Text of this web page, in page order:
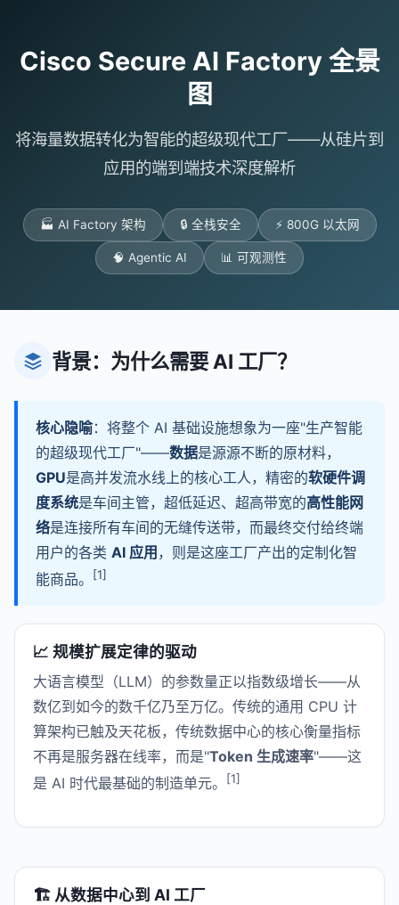
Cisco Secure AI Factory 全景
图
将海量数据转化为智能的超级现代工厂——从硅片到
应用的端到端技术深度解析
🏭 AI Factory 架构 🔒 全栈安全 ⚡ 800G 以太网
🧠 Agentic AI 📊 可观测性
背景：为什么需要 AI 工厂？
核心隐喻：将整个 AI 基础设施想象为一座"生产智能
的超级现代工厂"——数据是源源不断的原材料，
GPU是高并发流水线上的核心工人，精密的软硬件调
度系统是车间主管，超低延迟、超高带宽的高性能网
络是连接所有车间的无缝传送带，而最终交付给终端
用户的各类 AI 应用 ，则是这座工厂产出的定制化智
能商品。
[1]
📈 规模扩展定律的驱动
大语言模型（LLM）的参数量正以指数级增长——从
数亿到如今的数千亿乃至万亿。传统的通用 CPU 计
算架构已触及天花板，传统数据中心的核心衡量指标
不再是服务器在线率，而是"Token 生成速率"——这
是 AI 时代最基础的制造单元。
[1]
🏗️ 从数据中心到 AI 工厂